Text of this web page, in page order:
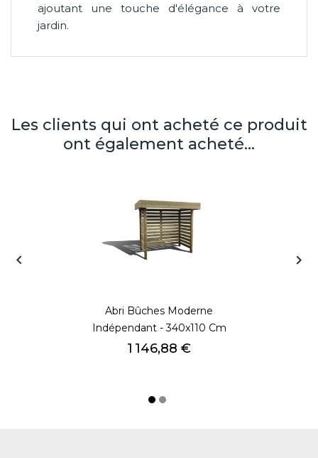
ajoutant une touche d'élégance à votre
jardin.
Les clients qui ont acheté ce produit
ont également acheté...
Abri Bûches Moderne
Indépendant - 340x110 Cm
Prix
1 146,88 €
 